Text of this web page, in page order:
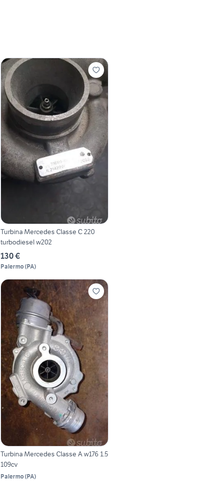
Turbina Mercedes Classe C 220
turbodiesel w202
130 €
Palermo(PA)
Turbina Mercedes Classe A w176 1.5
109cv
Palermo(PA)